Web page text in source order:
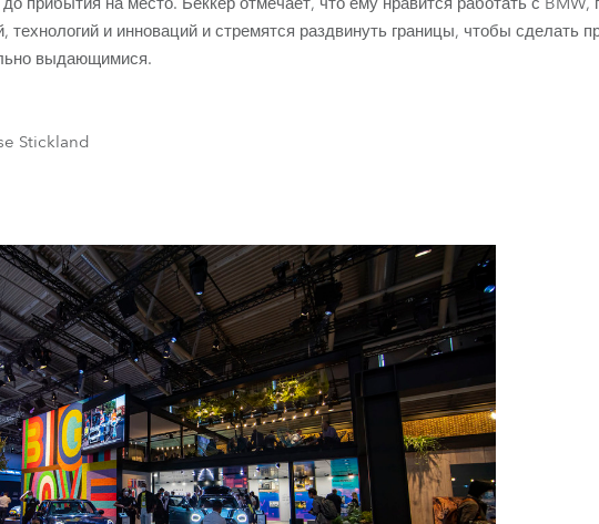
технологий и инноваций и стремятся раздвинуть границы, чтобы сделать
выдающимися.
Stickland